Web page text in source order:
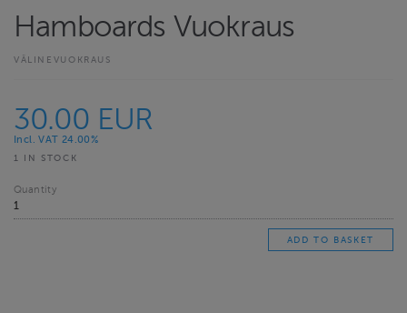
Hamboards Vuokraus
VÄLINEVUOKRAUS
30.00 EUR
Incl. VAT 24.00%
1 IN STOCK
Quantity